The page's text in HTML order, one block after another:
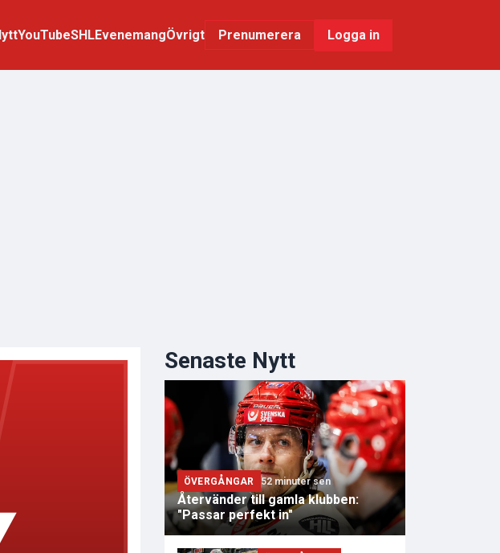
YouTubeSHLEvenemangÖvrigt Prenumerera Logga in
Senaste Nytt
ÖVERGÅNGAR 52 minuter sen
Återvänder till gamla klubben:
"Passar perfekt in"